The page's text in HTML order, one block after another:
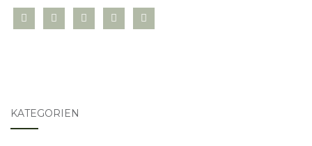
bloglovininstagramtwitter pinterest
mail
KATEGORIEN